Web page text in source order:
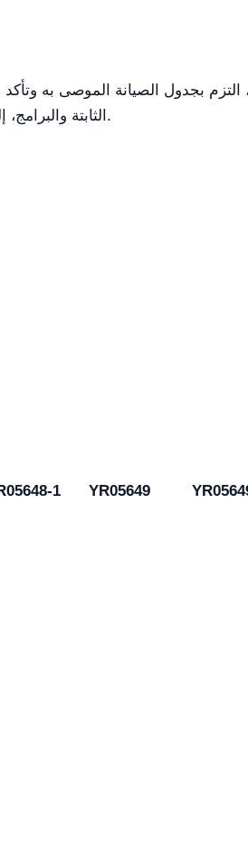
التزم بجدول الصيانة الموصى به
الثابتة والبرامج، إلى جانب استخدام الماء المقطر، يمكن أن تمنع الأضرار وتحسن عملية التعقيم.
1 YR05649